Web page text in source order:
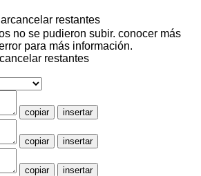
cancelar restantes
no se pudieron subir. conocer más
para más información.
cancelar restantes
copiar insertar
copiar insertar
copiar insertar